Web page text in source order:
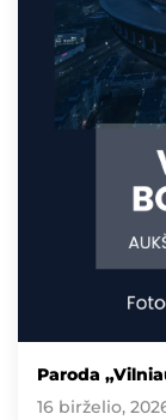
Paroda
16 birželio,